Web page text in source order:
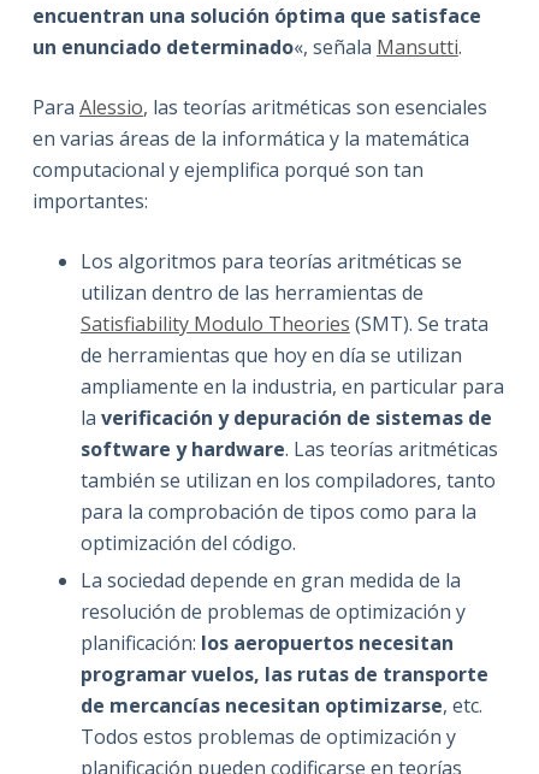
encuentran una solución óptima que satisface
un enunciado determinado«, señala Mansutti.
Para Alessio, las teorías aritméticas son esenciales
en varias áreas de la informática y la matemática
computacional y ejemplifica porqué son tan
importantes:
Los algoritmos para teorías aritméticas se
utilizan dentro de las herramientas de
Satisfiability Modulo Theories (SMT). Se trata
de herramientas que hoy en día se utilizan
ampliamente en la industria, en particular para
la verificación y depuración de sistemas de
software y hardware. Las teorías aritméticas
también se utilizan en los compiladores, tanto
para la comprobación de tipos como para la
optimización del código.
La sociedad depende en gran medida de la
resolución de problemas de optimización y
planificación: los aeropuertos necesitan
programar vuelos, las rutas de transporte
de mercancías necesitan optimizarse, etc.
Todos estos problemas de optimización y
planificación pueden codificarse en teorías